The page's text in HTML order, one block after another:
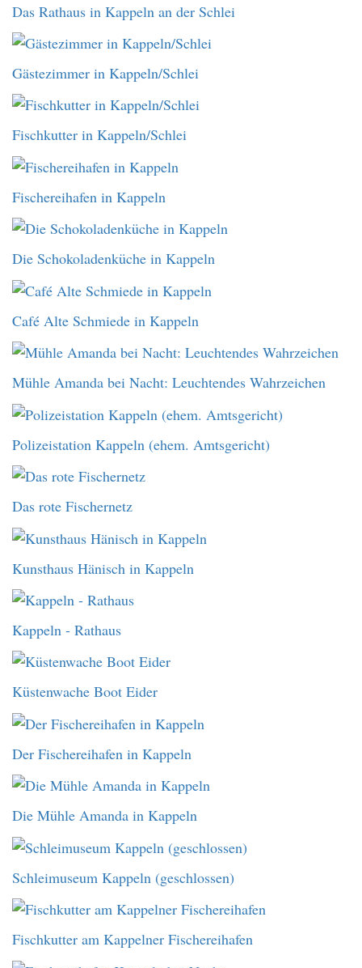
Das Rathaus in Kappeln an der Schlei
Gästezimmer in Kappeln/Schlei
Fischkutter in Kappeln/Schlei
Fischereihafen in Kappeln
Die Schokoladenküche in Kappeln
Café Alte Schmiede in Kappeln
Mühle Amanda bei Nacht: Leuchtendes Wahrzeichen
Polizeistation Kappeln (ehem. Amtsgericht)
Das rote Fischernetz
Kunsthaus Hänisch in Kappeln
Kappeln - Rathaus
Küstenwache Boot Eider
Der Fischereihafen in Kappeln
Die Mühle Amanda in Kappeln
Schleimuseum Kappeln (geschlossen)
Fischkutter am Kappelner Fischereihafen